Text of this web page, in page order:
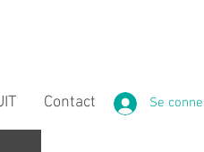
Contact Se